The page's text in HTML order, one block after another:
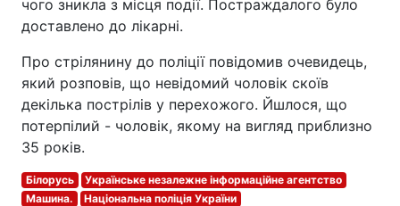
чого зникла з місця події. Постраждалого було
доставлено до лікарні.
Про стрілянину до поліції повідомив очевидець,
який розповів, що невідомий чоловік скоїв
декілька пострілів у перехожого. Йшлося, що
потерпілий - чоловік, якому на вигляд приблизно
35 років.
Білорусь
Українське незалежне інформаційне агентство
Машина.
Національна поліція України